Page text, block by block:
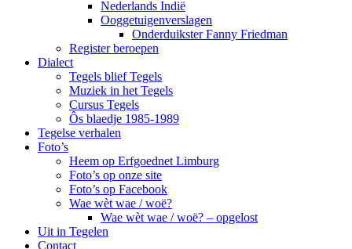
Nederlands Indië
Ooggetuigenverslagen
Onderduikster Fanny Friedman
Register beroepen
Dialect
Tegels blief Tegels
Muziek in het Tegels
Cursus Tegels
Ôs blaedje 1985-1989
Tegelse verhalen
Foto’s
Heem op Erfgoednet Limburg
Foto’s op onze site
Foto’s op Facebook
Wae wèt wae / woë?
Wae wèt wae / woë? – opgelost
Uit in Tegelen
Contact